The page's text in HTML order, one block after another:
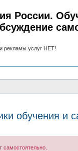
России.
рекламы услуг НЕТ!
обучения и
самостоятельно.